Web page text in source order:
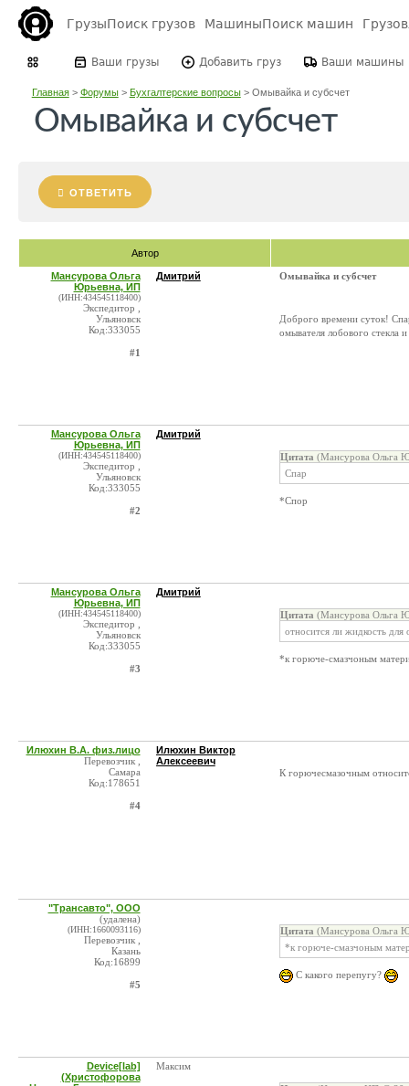
ГрузыПоиск грузов МашиныПоиск машин
Ваши грузы Добавить груз Ваши машины
Главная> Форумы> Бухгалтерские вопросы> Омывайка и субсчет
Омывайка и субсчет
ОТВЕТИТЬ
Автор
Мансурова Ольга
Юрьевна, ИП
(ИНН:434545118400)
Экспедитор ,
Ульяновск
Код:333055
#1
Дмитрий Омывайка и субсчет
Доброго времени суток!
омывателя лобового стекла
Мансурова Ольга
Юрьевна, ИП
(ИНН:434545118400)
Экспедитор ,
Ульяновск
Код:333055
#2
Дмитрий
Цитата (Мансурова Ольга
Спар
*Спор
Мансурова Ольга
Юрьевна, ИП
(ИНН:434545118400)
Экспедитор ,
Ульяновск
Код:333055
#3
Дмитрий
Цитата (Мансурова Ольга
относится ли жидкость для
*к горюче-смазчоным
Илюхин В.А. физ.лицо
Перевозчик ,
Самара
Код:178651
#4
Илюхин Виктор
Алексеевич
К горючесмазочным
"Трансавто", ООО
(удалена)
(ИНН:1660093116)
Перевозчик ,
Казань
Код:16899
#5
Цитата (Мансурова Ольга
*к горюче-смазчоным
С какого перепугу?
Device[lab]
(Христофорова
Максим